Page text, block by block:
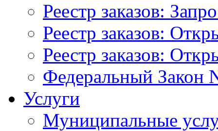
Реестр заказов:
Реестр заказов:
Реестр заказов:
Федеральный Закон
Услуги
Муниципальные